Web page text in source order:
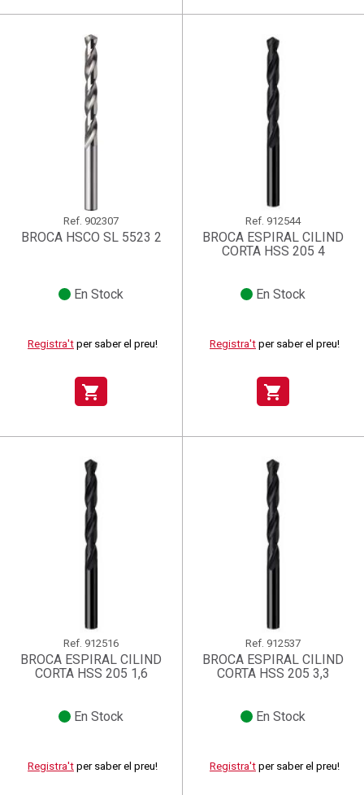
Ref. 902307
BROCA HSCO SL 5523 2
En Stock
Registra't per saber el preu!
shopping_cart
Ref. 912544
BROCA ESPIRAL CILIND
CORTA HSS 205 4
En Stock
Registra't per saber el preu!
shopping_cart
Ref. 912516
BROCA ESPIRAL CILIND
CORTA HSS 205 1,6
En Stock
Registra't per saber el preu!
Ref. 912537
BROCA ESPIRAL CILIND
CORTA HSS 205 3,3
En Stock
Registra't per saber el preu!